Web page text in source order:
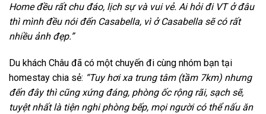
Home đều rất chu đáo, lịch sự và vui vẻ. Ai hỏi đi VT ở đâu
thì mình đều nói đến Casabella, vì ở Casabella sẽ có rất
nhiều ảnh đẹp.”
Du khách Châu đã có một chuyến đi cùng nhóm bạn tại
homestay chia sẻ: “Tuy hơi xa trung tâm (tầm 7km) nhưng
đến đây thì cũng xứng đáng, phòng ốc rộng rãi, sạch sẽ,
tuyệt nhất là tiện nghi phòng bếp, mọi người có thể nấu ăn